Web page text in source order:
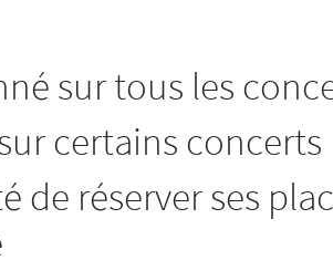
sur tous les
certains concerts
de réserver ses